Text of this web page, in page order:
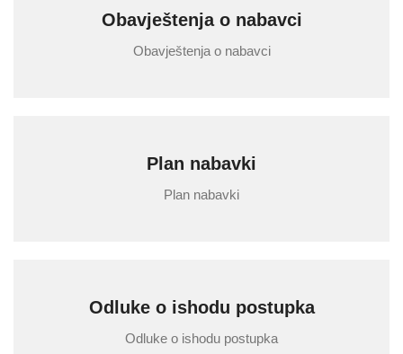
Obavještenja o nabavci
Obavještenja o nabavci
Plan nabavki
Plan nabavki
Odluke o ishodu postupka
Odluke o ishodu postupka